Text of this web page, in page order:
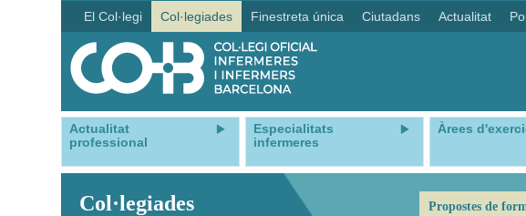
El Col·legi Col·legiades Finestreta única Ciutadans Actualitat
Actualitat
professional
Especialitats
infermeres
Àrees
Col·legiades Propostes de